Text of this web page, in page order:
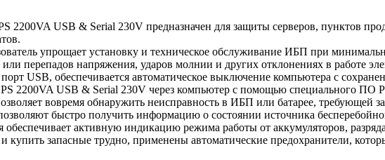
2200VA USB & Serial 230V предназначен для защиты серверов, пунктов
упрощает установку и техническое обслуживание ИБП при
перепадов напряжения, ударов молнии и других отклонениях в работе
USB, обеспечивается автоматическое выключение компьютера с
2200VA USB & Serial 230V через компьютер с помощью специального ПО
вовремя обнаружить неисправность в ИБП или батарее, требующей
быстро получить информацию о состоянии источника
обеспечивает активную индикацию режима работы от аккумуляторов,
купить запасные трудно, применены автоматические предохранители,